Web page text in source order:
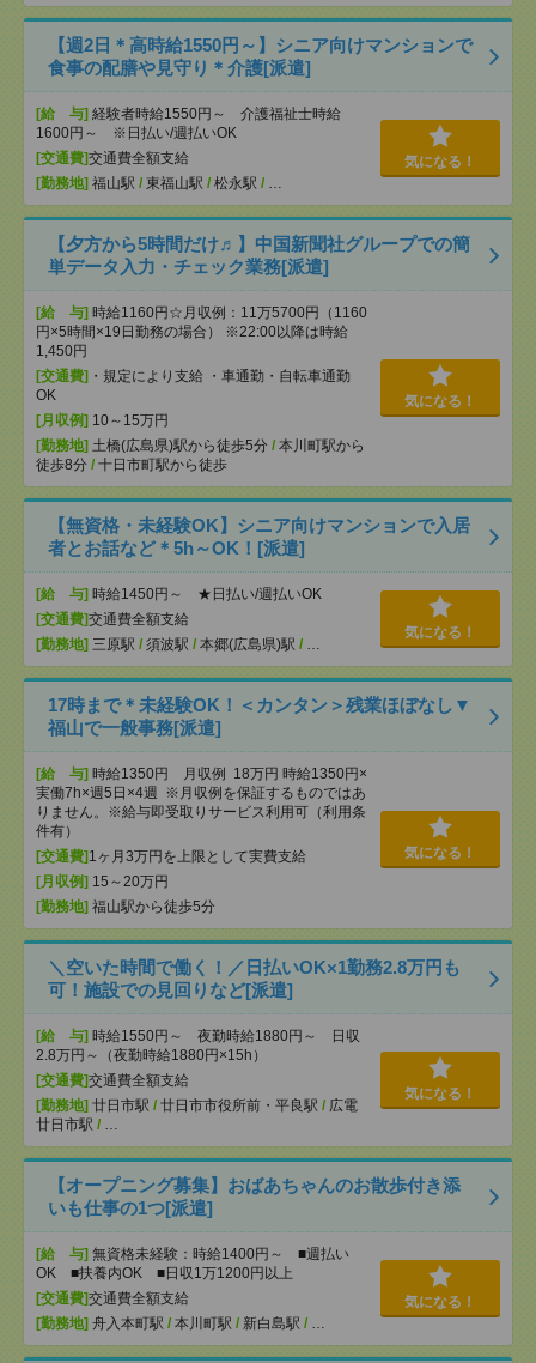
【週2日＊高時給1550円～】シニア向けマンションで
食事の配膳や見守り＊介護[派遣]
[給 与] 経験者時給1550円～ 介護福祉士時給
1600円～ ※日払い/週払いOK
[交通費]交通費全額支給
[勤務地] 福山駅 / 東福山駅 / 松永駅 / …
気になる！
【夕方から5時間だけ♬】中国新聞社グループでの簡
単データ入力・チェック業務[派遣]
[給 与] 時給1160円☆月収例：11万5700円（1160
円×5時間×19日勤務の場合） ※22:00以降は時給
1,450円
[交通費] ・規定により支給 ・車通勤・自転車通勤
OK
[月収例] 10～15万円
[勤務地] 土橋(広島県)駅から徒歩5分 / 本川町駅から
徒歩8分 / 十日市町駅から徒歩
気になる！
【無資格・未経験OK】シニア向けマンションで入居
者とお話など＊5h～OK！[派遣]
[給 与] 時給1450円～ ★日払い/週払いOK
[交通費]交通費全額支給
[勤務地] 三原駅 / 須波駅 / 本郷(広島県)駅 / …
気になる！
17時まで＊未経験OK！＜カンタン＞残業ほぼなし▼
福山で一般事務[派遣]
[給 与] 時給1350円 月収例 18万円 時給1350円×
実働7h×週5日×4週 ※月収例を保証するものではあ
りません。※給与即受取りサービス利用可（利用条
件有）
[交通費]1ヶ月3万円を上限として実費支給
[月収例] 15～20万円
[勤務地] 福山駅から徒歩5分
気になる！
＼空いた時間で働く！／日払いOK×1勤務2.8万円も
可！施設での見回りなど[派遣]
[給 与] 時給1550円～ 夜勤時給1880円～ 日収
2.8万円～（夜勤時給1880円×15h）
[交通費]交通費全額支給
[勤務地] 廿日市駅 / 廿日市市役所前・平良駅 / 広電
廿日市駅 / …
気になる！
【オープニング募集】おばあちゃんのお散歩付き添
いも仕事の1つ[派遣]
[給 与] 無資格未経験：時給1400円～ ■週払い
OK ■扶養内OK ■日収1万1200円以上
[交通費]交通費全額支給
[勤務地] 舟入本町駅 / 本川町駅 / 新白島駅 / …
気になる！